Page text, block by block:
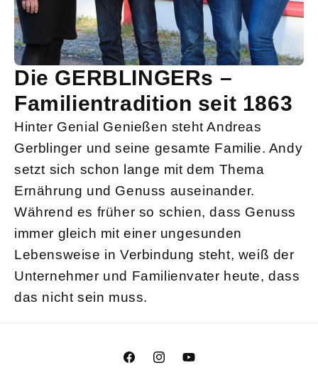
Die GERBLINGERs –
Familientradition seit 1863
Hinter Genial Genießen steht Andreas
Gerblinger und seine gesamte Familie. Andy
setzt sich schon lange mit dem Thema
Ernährung und Genuss auseinander.
Während es früher so schien, dass Genuss
immer gleich mit einer ungesunden
Lebensweise in Verbindung steht, weiß der
Unternehmer und Familienvater heute, dass
das nicht sein muss.
FacebookInstagram